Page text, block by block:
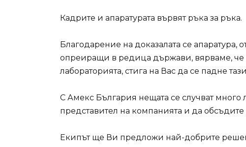
Кадрите и апаратурата вървят ръка за ръка.
Благодарение на доказалата се апаратура,
опреиращи в редица държави, вярваме, че
лабораторията, стига на Вас да се падне
С Амекс България нещата се случват много
представител на компанията и да
Екипът ще Ви предложи най-добрите